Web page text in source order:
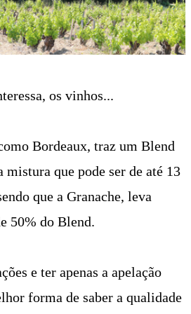
os vinhos...
Bordeaux, traz um Blend
mistura que pode ser de até 13
que a Granache, leva
50% do Blend.
e ter apenas a apelação
forma de saber a qualidade